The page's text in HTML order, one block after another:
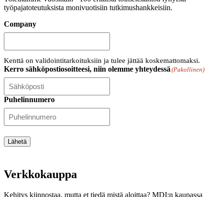
työpajatoteutuksista monivuotisiin tutkimushankkeisiin.
Company
Kenttä on validointitarkoituksiin ja tulee jättää koskemattomaksi.
Kerro sähköpostiosoitteesi, niin olemme yhteydessä (Pakollinen)
Puhelinnumero
Lähetä
Verkkokauppa
Kehitys kiinnostaa, mutta et tiedä mistä aloittaa? MDI:n kaupassa